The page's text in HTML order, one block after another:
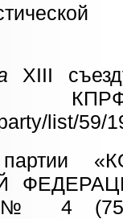
ХIII
list/59/
партии
№ 4